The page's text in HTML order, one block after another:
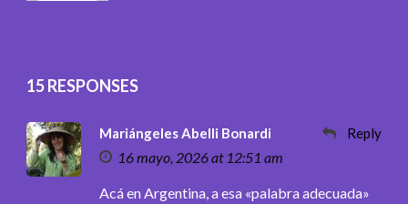
15 RESPONSES
Mariángeles Abelli Bonardi
16 mayo, 2026 at 12:51 am
Reply
Acá en Argentina, a esa «palabra adecuada»